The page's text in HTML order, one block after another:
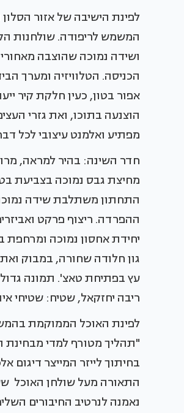
לפינת הישיבה של אזור
המשמש לריפודה. שולחנות
ושידה נמוכה שהוצבה
הכניסה. הטלוויזיה ומערך
אפור בטון, כעין חלקת קיר
הוצנעה בתוכו, ואת גזרי
מפתיע ואלמנט עיצובי לכל דבר
חדר השינה: בהיר למראה,
מחיצת גבס נמוכה בצביעת
התחתון משתלבת שידה
ההפרדה. ריצוף פרקט
יחידת אחסון נמוכה ומרחפת
גון חלודה שחורה, במבוק
עץ בפתיחת טאצ'. תמונה
ריבה יחזקאל, שטיח: שטיחי
לפינת האוכל הממוקמת
"תהליך מטורף למדי מבחינת
בחיתוך לייזר המייצר דיגום
התאורה מעל שולחן האוכל
נאמנה לנרטיב החיבורים